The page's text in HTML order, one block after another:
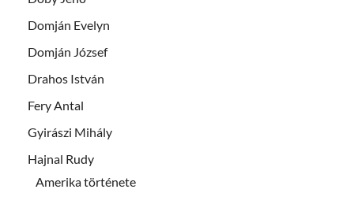
Domján Evelyn
Domján József
Drahos István
Fery Antal
Gyirászi Mihály
Hajnal Rudy
Amerika története